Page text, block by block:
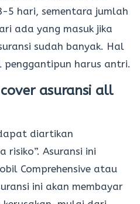
5 hari, sementara jumlah
ada yang masuk jika
sudah banyak. Hal
penggantipun harus antri.
asuransi all
diartikan
risiko”. Asuransi ini
Comprehensive atau
ini akan membayar